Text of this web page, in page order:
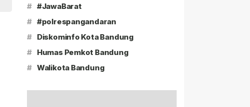
# #JawaBarat
# #polrespangandaran
# Diskominfo Kota Bandung
# Humas Pemkot Bandung
# Walikota Bandung